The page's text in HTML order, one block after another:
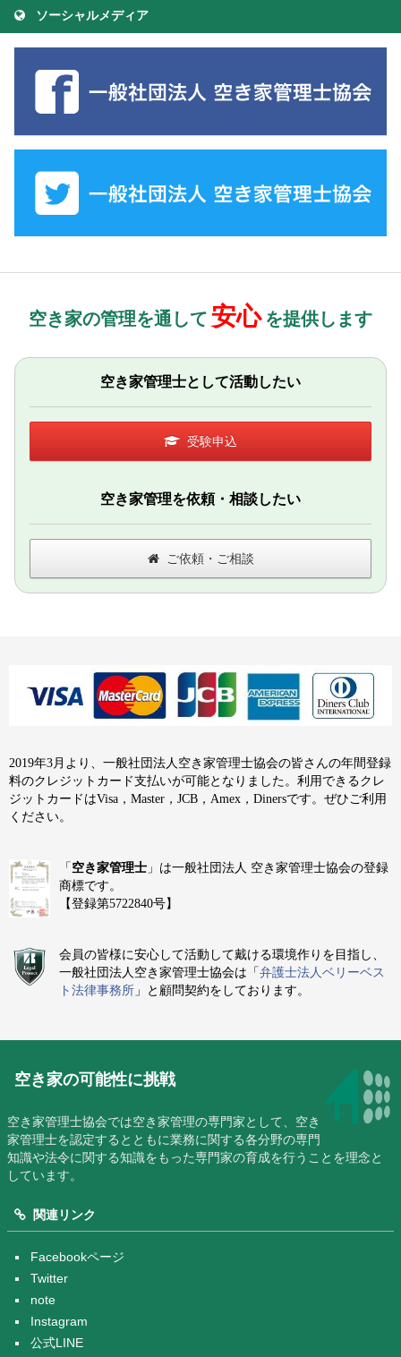
ソーシャルメディア
空き家の管理を通して 安心 を提供します
空き家管理士として活動したい
受験申込
空き家管理を依頼・相談したい
ご依頼・ご相談
2019年3月より、一般社団法人空き家管理士協会の皆さんの年間登録
料のクレジットカード支払いが可能となりました。利用できるクレ
ジットカードはVisa，Master，JCB，Amex，Dinersです。ぜひご利用
ください。
「 空き家管理士 」は一般社団法人 空き家管理士協会の登録
商標です。
【登録第5722840号】
会員の皆様に安心して活動して戴ける環境作りを目指し、
一般社団法人空き家管理士協会は「弁護士法人ベリーベス
ト法律事務所 」と顧問契約をしております。
空き家の可能性に挑戦
空き家管理士協会では空き家管理の専門家として、空き
家管理士を認定するとともに業務に関する各分野の専門
知識や法令に関する知識をもった専門家の育成を行うことを理念と
しています。
関連リンク
Facebookページ
Twitter
note
Instagram
公式LINE